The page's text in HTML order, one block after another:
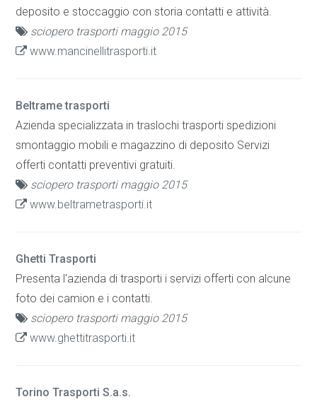
deposito e stoccaggio con storia contatti e attività.
sciopero trasporti maggio 2015
www.mancinellitrasporti.it
Beltrame trasporti
Azienda specializzata in traslochi trasporti spedizioni
smontaggio mobili e magazzino di deposito Servizi
offerti contatti preventivi gratuiti.
sciopero trasporti maggio 2015
www.beltrametrasporti.it
Ghetti Trasporti
Presenta l'azienda di trasporti i servizi offerti con alcune
foto dei camion e i contatti.
sciopero trasporti maggio 2015
www.ghettitrasporti.it
Torino Trasporti S.a.s.